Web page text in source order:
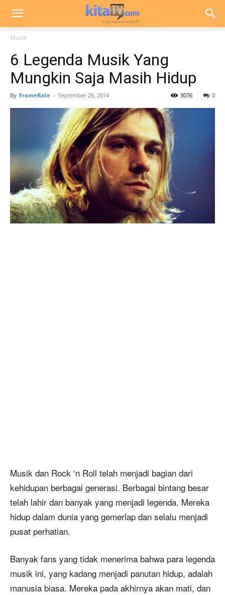
Musik
6 Legenda Musik Yang
Mungkin Saja Masih Hidup
By FrameRate - September 26, 2014 0
3076
Musik dan Rock ‘n Roll telah menjadi bagian dari
kehidupan berbagai generasi. Berbagai bintang besar
telah lahir dan banyak yang menjadi legenda. Mereka
hidup dalam dunia yang gemerlap dan selalu menjadi
pusat perhatian.
Banyak fans yang tidak menerima bahwa para legenda
musik ini, yang kadang menjadi panutan hidup, adalah
manusia biasa. Mereka pada akhirnya akan mati, dan